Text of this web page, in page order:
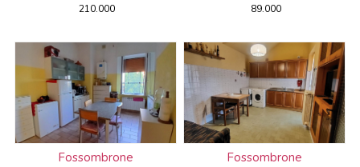
210.000 89.000
Fossombrone Fossombrone